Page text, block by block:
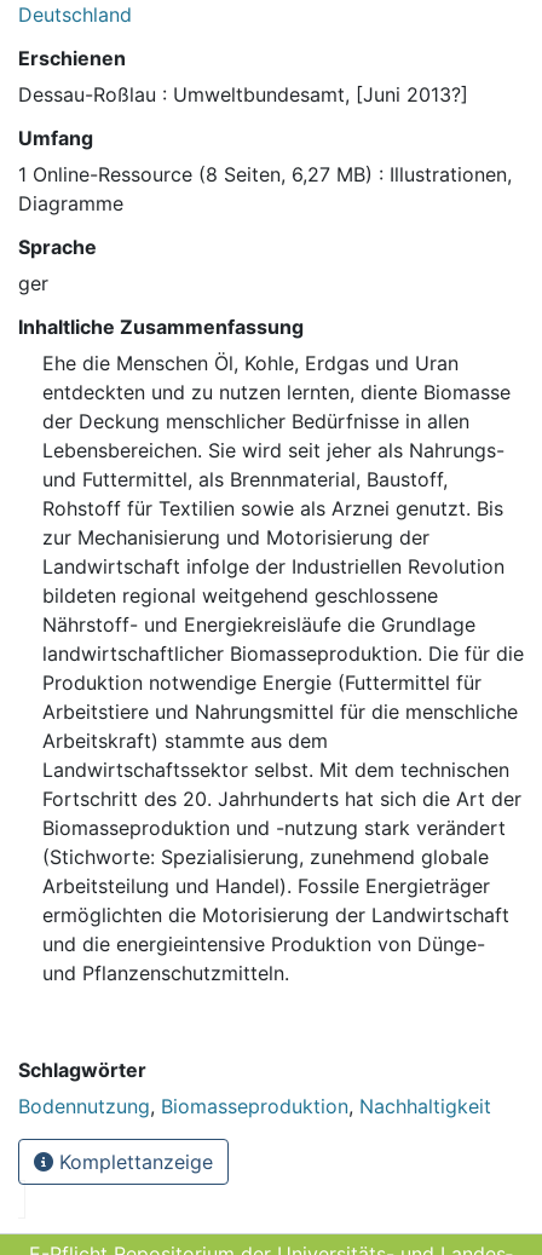
Deutschland
Erschienen
Dessau-Roßlau : Umweltbundesamt, [Juni 2013?]
Umfang
1 Online-Ressource (8 Seiten, 6,27 MB) : Illustrationen,
Diagramme
Sprache
ger
Inhaltliche Zusammenfassung
Ehe die Menschen Öl, Kohle, Erdgas und Uran
entdeckten und zu nutzen lernten, diente Biomasse
der Deckung menschlicher Bedürfnisse in allen
Lebensbereichen. Sie wird seit jeher als Nahrungs-
und Futtermittel, als Brennmaterial, Baustoff,
Rohstoff für Textilien sowie als Arznei genutzt. Bis
zur Mechanisierung und Motorisierung der
Landwirtschaft infolge der Industriellen Revolution
bildeten regional weitgehend geschlossene
Nährstoff- und Energiekreisläufe die Grundlage
landwirtschaftlicher Biomasseproduktion. Die für die
Produktion notwendige Energie (Futtermittel für
Arbeitstiere und Nahrungsmittel für die menschliche
Arbeitskraft) stammte aus dem
Landwirtschaftssektor selbst. Mit dem technischen
Fortschritt des 20. Jahrhunderts hat sich die Art der
Biomasseproduktion und -nutzung stark verändert
(Stichworte: Spezialisierung, zunehmend globale
Arbeitsteilung und Handel). Fossile Energieträger
ermöglichten die Motorisierung der Landwirtschaft
und die energieintensive Produktion von Dünge-
und Pflanzenschutzmitteln.
Schlagwörter
Bodennutzung, Biomasseproduktion, Nachhaltigkeit
Komplettanzeige